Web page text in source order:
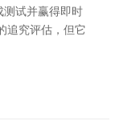
测试并赢得即时
追究评估，但它